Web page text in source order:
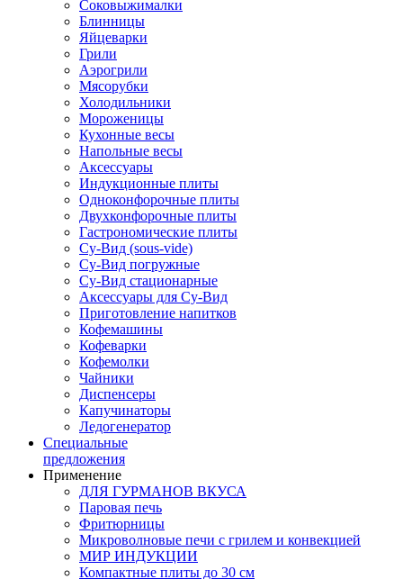
Соковыжималки
Блинницы
Яйцеварки
Грили
Аэрогрили
Мясорубки
Холодильники
Мороженицы
Кухонные весы
Напольные весы
Аксессуары
Индукционные плиты
Одноконфорочные плиты
Двухконфорочные плиты
Гастрономические плиты
Су-Вид (sous-vide)
Су-Вид погружные
Су-Вид стационарные
Аксессуары для Су-Вид
Приготовление напитков
Кофемашины
Кофеварки
Кофемолки
Чайники
Диспенсеры
Капучинаторы
Ледогенератор
Специальные
предложения
Применение
ДЛЯ ГУРМАНОВ ВКУСА
Паровая печь
Фритюрницы
Микроволновые печи с грилем и конвекцией
МИР ИНДУКЦИИ
Компактные плиты до 30 см